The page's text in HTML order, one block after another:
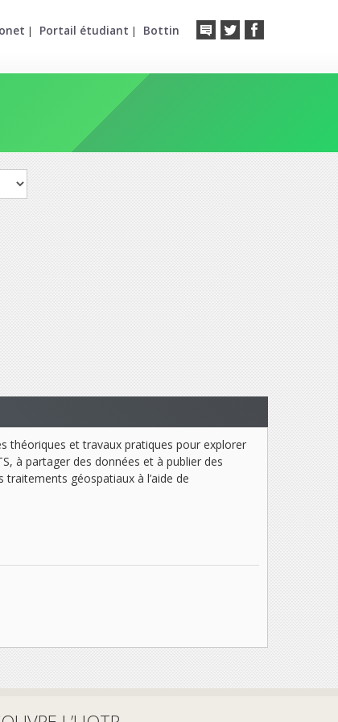
| Portail étudiant | Bottin
théoriques et travaux pratiques pour explorer
à partager des données et à publier des
géospatiaux à l’aide de